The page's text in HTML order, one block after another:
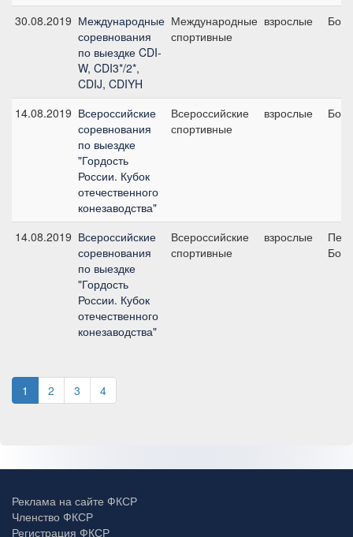
30.08.2019 Международные
соревнования
по выездке CDI-
W, CDI3*/2*,
CDIJ, CDIYH
Международные
спортивные
взрослые
14.08.2019 Всероссийские
соревнования
по выездке
"Гордость
России. Кубок
отечественного
конезаводства"
Всероссийские
спортивные
взрослые
14.08.2019 Всероссийские
соревнования
по выездке
"Гордость
России. Кубок
отечественного
конезаводства"
Всероссийские
спортивные
взрослые
1 2 3 4
Реклама на сайте ФКСР
Членство ФКСР
Регистрация ФКСР